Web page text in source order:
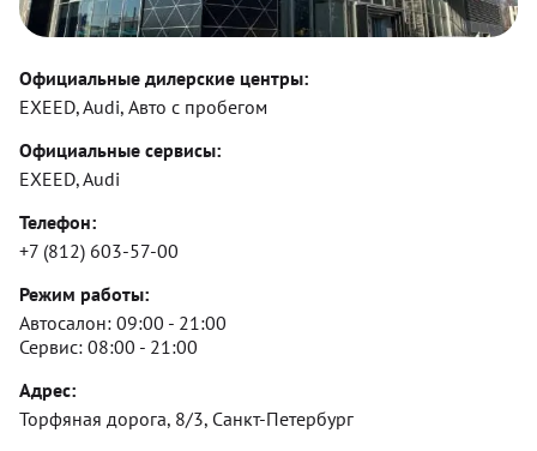
Официальные дилерские центры:
EXEED, Audi, Авто с пробегом
Официальные сервисы:
EXEED, Audi
Телефон:
+7 (812) 603-57-00
Режим работы:
Автосалон: 09:00 - 21:00
Сервис: 08:00 - 21:00
Адрес:
Торфяная дорога, 8/3, Санкт-Петербург